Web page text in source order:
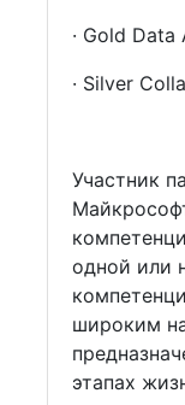
· Gold
· Silver
Участник
одной или
широким
этапах